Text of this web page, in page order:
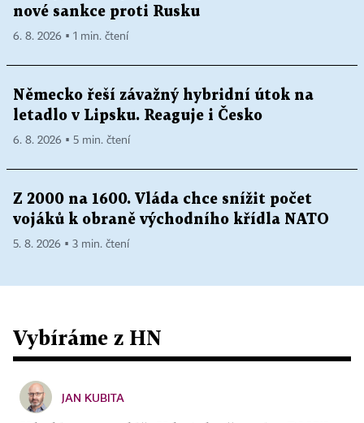
nové sankce proti Rusku
6. 8. 2026 ▪ 1 min. čtení
Německo řeší závažný hybridní útok na
letadlo v Lipsku. Reaguje i Česko
6. 8. 2026 ▪ 5 min. čtení
Z 2000 na 1600. Vláda chce snížit počet
vojáků k obraně východního křídla NATO
5. 8. 2026 ▪ 3 min. čtení
Vybíráme z HN
JAN KUBITA